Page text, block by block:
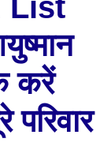
करें